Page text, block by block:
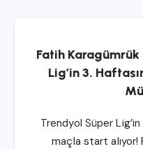
Fatih
Lig’in 3.
Trendyol Süper
maçla start alıyor!